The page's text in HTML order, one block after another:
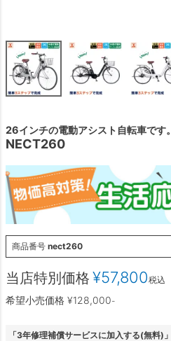
26インチの電動アシスト自転車です。
NECT260
商品番号 nect260
希望小売価格 ¥128,000-
当店特別価格 ¥57,800税込
「3年修理補償サービスに加入する(無料)」